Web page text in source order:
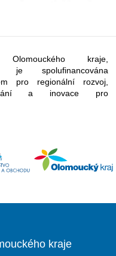
kraje,
je spolufinancována
pro regionální rozvoj,
a inovace pro
kraje